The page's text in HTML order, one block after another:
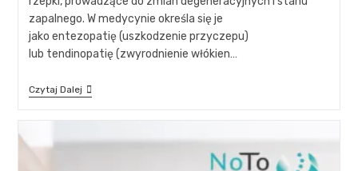
zapalnego. W medycynie określa się je
jako entezopatię (uszkodzenie przyczepu)
lub tendinopatię (zwyrodnienie włókien…
Czytaj Dalej